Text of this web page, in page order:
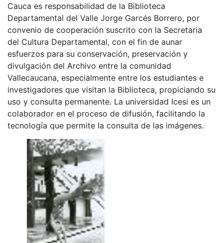
Cauca es responsabilidad de la Biblioteca
Departamental del Valle Jorge Garcés Borrero, por
convenio de cooperación suscrito con la Secretaria
del Cultura Departamental, con el fin de aunar
esfuerzos para su conservación, preservación y
divulgación del Archivo entre la comunidad
Vallecaucana, especialmente entre los estudiantes e
investigadores que visitan la Biblioteca, propiciando su
uso y consulta permanente. La universidad Icesi es un
colaborador en el proceso de difusión, facilitando la
tecnología que permite la consulta de las imágenes.